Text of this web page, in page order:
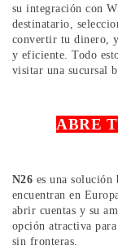
su integración con
destinatario,
convertir tu dinero,
y eficiente. Todo
visitar una sucursal
ABRE
N26 es una solución
encuentran en
abrir cuentas y su
opción atractiva
sin fronteras.